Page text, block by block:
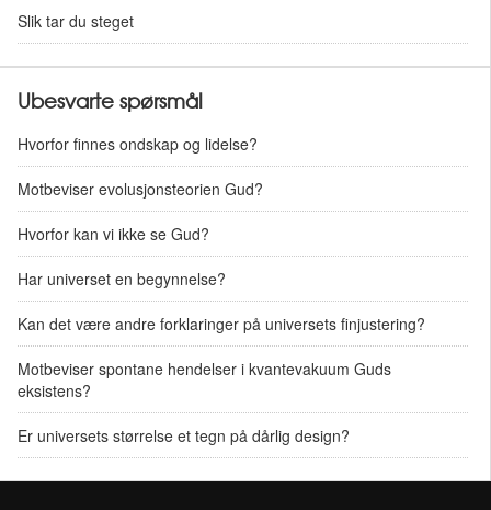
Slik tar du steget
Ubesvarte spørsmål
Hvorfor finnes ondskap og lidelse?
Motbeviser evolusjonsteorien Gud?
Hvorfor kan vi ikke se Gud?
Har universet en begynnelse?
Kan det være andre forklaringer på universets finjustering?
Motbeviser spontane hendelser i kvantevakuum Guds
eksistens?
Er universets størrelse et tegn på dårlig design?